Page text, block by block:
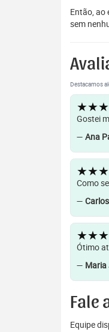
Então, ao
sem
Destacamos
Gostei
— Ana
Como
—
Ótimo
— Maria
Fale
Equipe